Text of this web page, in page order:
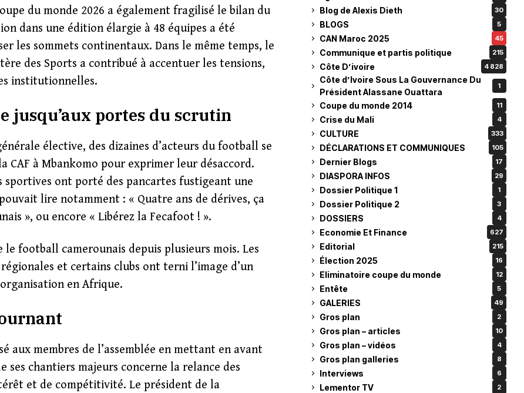
du monde 2026 a également fragilisé le bilan du
dans une édition élargie à 48 équipes a été
les sommets continentaux. Dans le même temps, le
des Sports a contribué à accentuer les tensions,
institutionnelles.
jusqu’aux portes du scrutin
élective, des dizaines d’acteurs du football se
CAF à Mbankomo pour exprimer leur désaccord.
sportives ont porté des pancartes fustigeant une
lire notamment : « Quatre ans de dérives, ça
», ou encore « Libérez la Fecafoot ! ».
football camerounais depuis plusieurs mois. Les
et certains clubs ont terni l’image d’un
en Afrique.
aux membres de l’assemblée en mettant en avant
chantiers majeurs concerne la relance des
et de compétitivité. Le président de la
Blog de Alexis Dieth 30
BLOGS 5
CAN Maroc 2025 45
Communique et partis politique 215
Côte D’ivoire 4 828
Côte d’Ivoire Sous La Gouvernance Du
Président Alassane Ouattara
1
Coupe du monde 2014 11
Crise du Mali 4
CULTURE 333
DÉCLARATIONS ET COMMUNIQUES 105
Dernier Blogs 17
DIASPORA INFOS 29
Dossier Politique 1 1
Dossier Politique 2 3
DOSSIERS 4
Economie Et Finance 627
Editorial 215
Élection 2025 16
Eliminatoire coupe du monde 12
Entête 5
GALERIES 49
Gros plan 2
Gros plan – articles 10
Gros plan – vidéos 4
Gros plan galleries 8
Interviews 6
Lementor TV 2